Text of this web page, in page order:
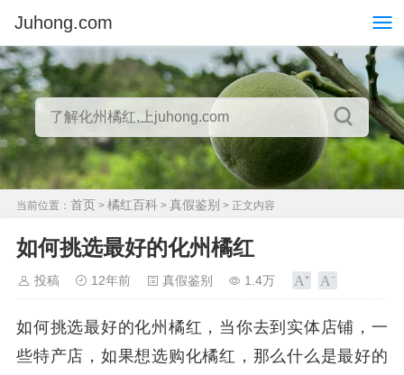
Juhong.com
当前位置： 首页 > 橘红百科 > 真假鉴别 > 正文内容
如何挑选最好的化州橘红
投稿 12年前 真假鉴别 1.4万
如何挑选最好的化州橘红，当你去到实体店铺，一
些特产店，如果想选购化橘红，那么什么是最好的